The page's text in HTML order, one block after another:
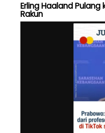
Erling Haaland
Rakun